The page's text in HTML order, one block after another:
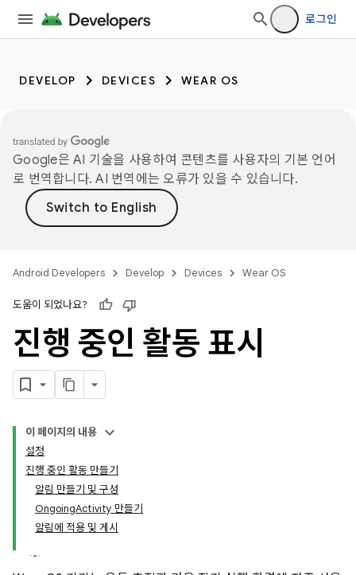
로그인
DEVELOP DEVICES WEAR OS
Google은 AI 기술을 사용하여 콘텐츠를 사용자의 기본 언어
로 번역합니다. AI 번역에는 오류가 있을 수 있습니다.
Android Developers Develop Devices Wear OS
도움이 되었나요?
진행 중인 활동 표시
이 페이지의 내용
설정
진행 중인 활동 만들기
알림 만들기 및 구성
OngoingActivity 만들기
알림에 적용 및 게시